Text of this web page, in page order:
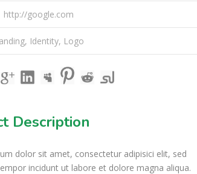
http://google.com
, Identity, Logo
Description
dolor sit amet, consectetur adipisici elit, sed
incidunt ut labore et dolore magna aliqua.